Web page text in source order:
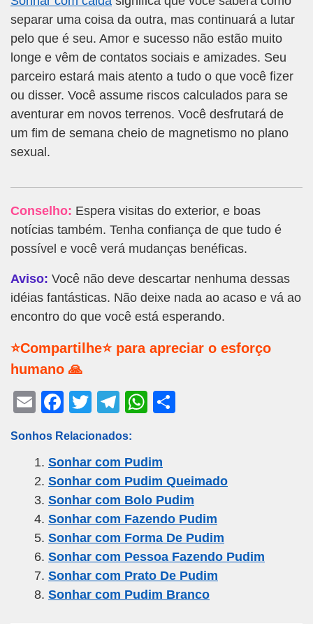
separar uma coisa da outra, mas continuará a lutar
pelo que é seu. Amor e sucesso não estão muito
longe e vêm de contatos sociais e amizades. Seu
parceiro estará mais atento a tudo o que você fizer
ou disser. Você assume riscos calculados para se
aventurar em novos terrenos. Você desfrutará de
um fim de semana cheio de magnetismo no plano
sexual.
Conselho: Espera visitas do exterior, e boas
notícias também. Tenha confiança de que tudo é
possível e você verá mudanças benéficas.
Aviso: Você não deve descartar nenhuma dessas
idéias fantásticas. Não deixe nada ao acaso e vá ao
encontro do que você está esperando.
⭐Compartilhe⭐ para apreciar o esforço
humano 🙏
E
ail
F
c
e
b
o
o
k
T
tt
er
T
e
gr
a
m
W
s
A
p
p
Sonhos Relacionados:
Sonhar com Pudim
Sonhar com Pudim Queimado
Sonhar com Bolo Pudim
Sonhar com Fazendo Pudim
Sonhar com Forma De Pudim
Sonhar com Pessoa Fazendo Pudim
Sonhar com Prato De Pudim
Sonhar com Pudim Branco